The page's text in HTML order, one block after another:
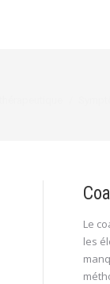
Le
les